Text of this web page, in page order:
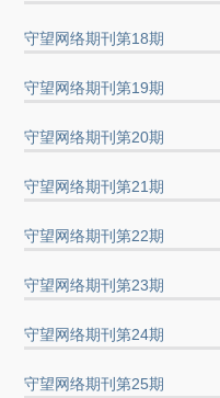
守望网络期刊第18期
守望网络期刊第19期
守望网络期刊第20期
守望网络期刊第21期
守望网络期刊第22期
守望网络期刊第23期
守望网络期刊第24期
守望网络期刊第25期